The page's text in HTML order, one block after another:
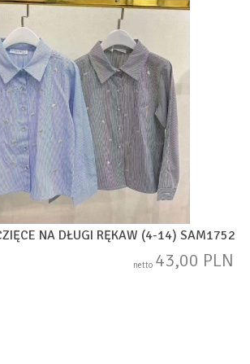
NA DŁUGI RĘKAW (4-14) SAM1752
netto 43,00 PLN